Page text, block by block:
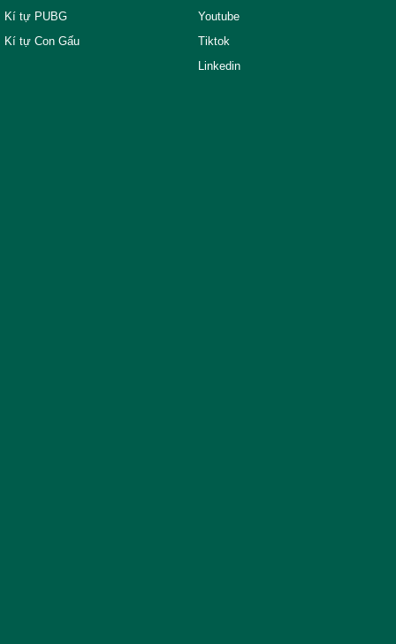
Kí tự PUBG
Kí tự Con Gấu
Youtube
Tiktok
Linkedin